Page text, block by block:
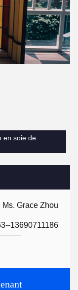
Ms. Grace Zhou
13690711186
en soie de